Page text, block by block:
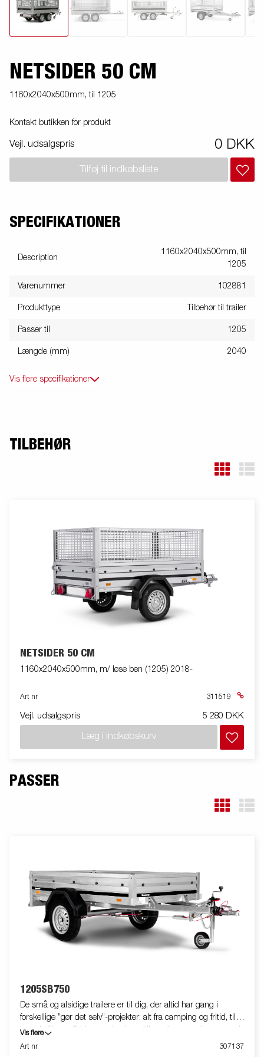
NETSIDER 50 CM
1160x2040x500mm, til 1205
Kontakt butikken for produkt
Vejl. udsalgspris 0 DKK
Tilføj til indkøbsliste
SPECIFIKATIONER
Description
1160x2040x500mm, til
1205
Varenummer 102881
Produkttype Tilbehør til trailer
Passer til 1205
Længde (mm) 2040
Vis flere specifikationer
TILBEHØR
NETSIDER 50 CM
1160x2040x500mm, m/ løse ben (1205) 2018-
Art nr 311519
Vejl. udsalgspris 5 280 DKK
Læg i indkøbskurv
PASSER
1205SB750
De små og alsidige trailere er til dig, der altid har gang i
forskellige ”gør det selv”-projekter: alt fra camping og fritid, til
kørsel af haveaffald og anden last. Alle trailere er udstyret med
en V-formet trækstang, der hjælper dig til at køre sikkert til din
Vis flere
Art nr
307137